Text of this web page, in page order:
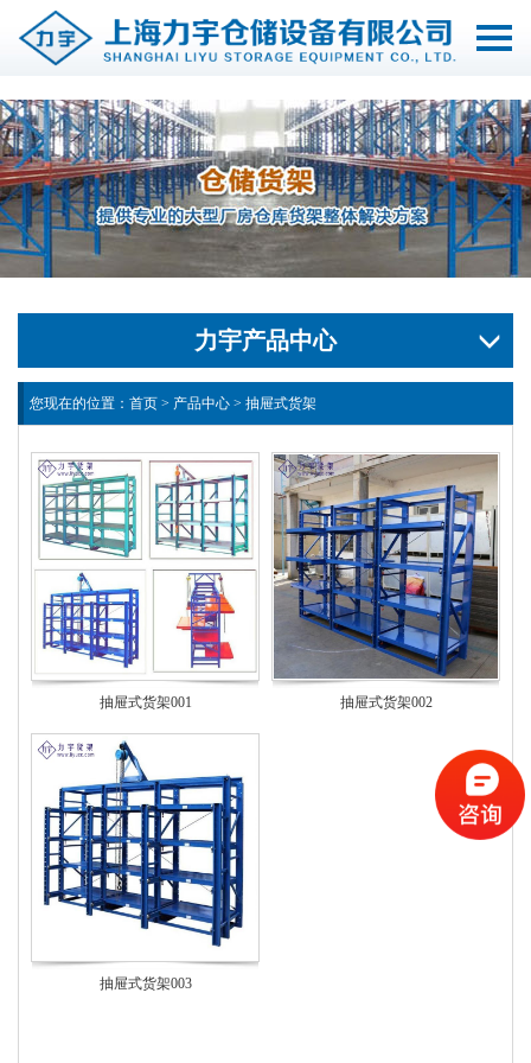
切
航
力宇产品中心
您现在的位置： 首页 > 产品中心 > 抽屉式货架
抽屉式货架001 抽屉式货架002
抽屉式货架003